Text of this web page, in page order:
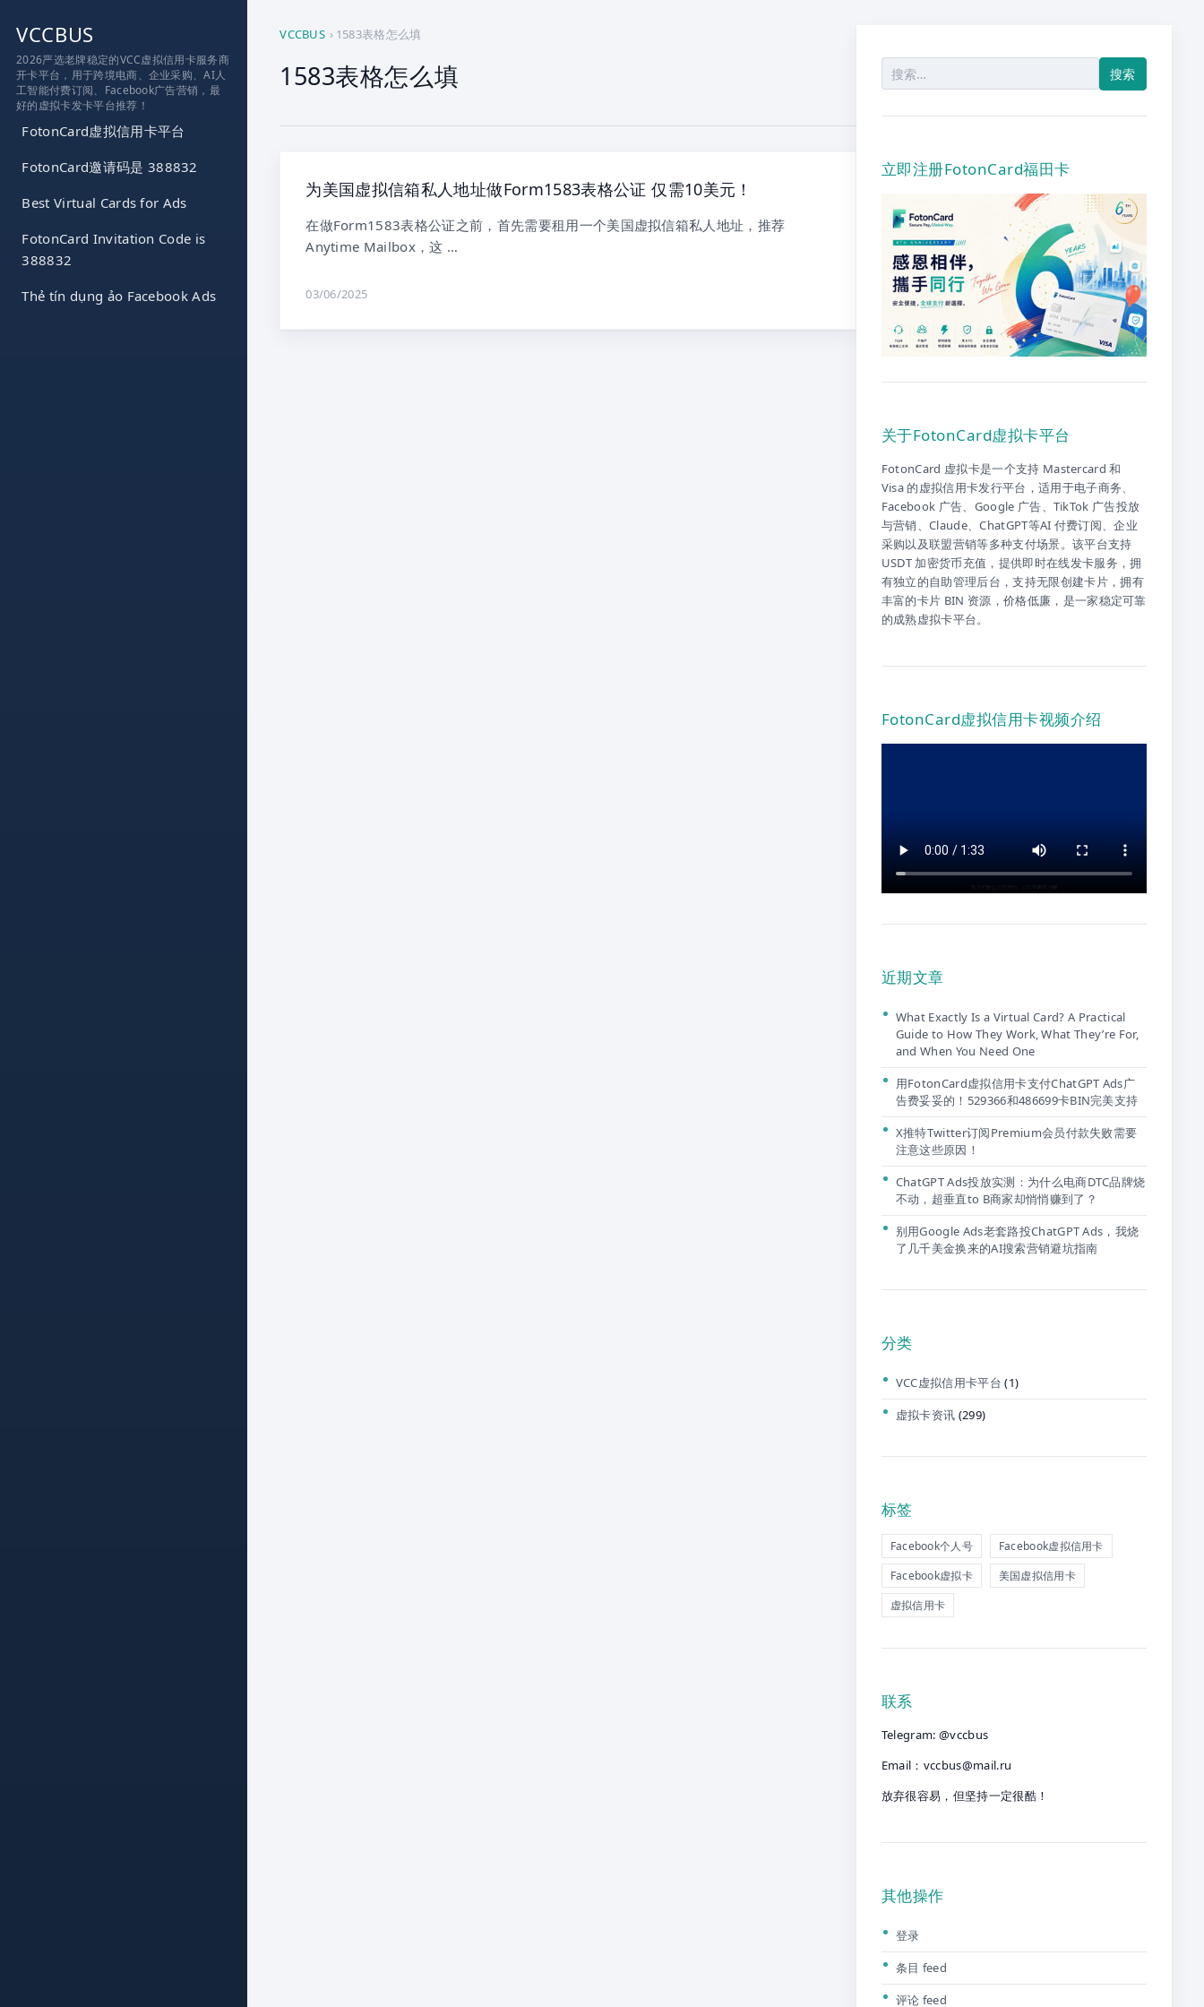
VCCBUS
2026严选老牌稳定的VCC虚拟信用卡服务商
开卡平台，用于跨境电商、企业采购、AI人
工智能付费订阅、Facebook广告营销，最
好的虚拟卡发卡平台推荐！
FotonCard虚拟信用卡平台
FotonCard邀请码是 388832
Best Virtual Cards for Ads
FotonCard Invitation Code is
388832
Thẻ tín dụng ảo Facebook Ads
VCCBUS › 1583表格怎么填
1583表格怎么填
为美国虚拟信箱私人地址做Form1583表格公证 仅需10美元！
在做Form1583表格公证之前，首先需要租用一个美国虚拟信箱私人地址，推荐
Anytime Mailbox，这 …
03/06/2025
索：
立即注册FotonCard福田卡
关于FotonCard虚拟卡平台
FotonCard 虚拟卡是一个支持 Mastercard 和
Visa 的虚拟信用卡发行平台，适用于电子商务、
Facebook 广告、Google 广告、TikTok 广告投放
与营销、Claude、ChatGPT等AI 付费订阅、企业
采购以及联盟营销等多种支付场景。该平台支持
USDT 加密货币充值，提供即时在线发卡服务，拥
有独立的自助管理后台，支持无限创建卡片，拥有
丰富的卡片 BIN 资源，价格低廉，是一家稳定可靠
的成熟虚拟卡平台。
FotonCard虚拟信用卡视频介绍
近期文章
What Exactly Is a Virtual Card? A Practical
Guide to How They Work, What They’re For,
and When You Need One
用FotonCard虚拟信用卡支付ChatGPT Ads广
告费妥妥的！529366和486699卡BIN完美支持
X推特Twitter订阅Premium会员付款失败需要
注意这些原因！
ChatGPT Ads投放实测：为什么电商DTC品牌烧
不动，超垂直to B商家却悄悄赚到了？
别用Google Ads老套路投ChatGPT Ads，我烧
了几千美金换来的AI搜索营销避坑指南
分类
VCC虚拟信用卡平台 (1)
虚拟卡资讯 (299)
标签
Facebook个人号
Facebook虚拟信用卡
Facebook虚拟卡
美国虚拟信用卡
虚拟信用卡
联系
Telegram: @vccbus
Email： vccbus@mail.ru
放弃很容易，但坚持一定很酷！
其他操作
登录
条目 feed
评论 feed